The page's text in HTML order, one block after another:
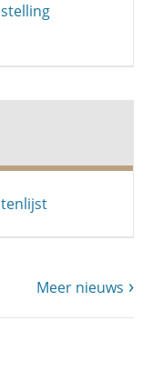
Meer nieuws